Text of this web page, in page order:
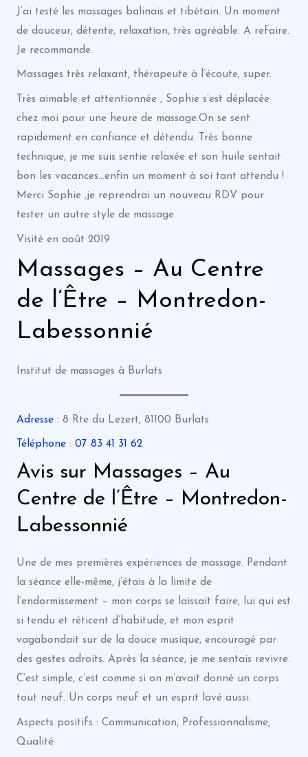
J’ai testé les massages balinais et tibétain. Un moment
de douceur, détente, relaxation, très agréable. A refaire.
Je recommande.
Massages très relaxant, thérapeute à l’écoute, super.
Très aimable et attentionnée , Sophie s’est déplacée
chez moi pour une heure de massage.On se sent
rapidement en confiance et détendu. Très bonne
technique, je me suis sentie relaxée et son huile sentait
bon les vacances…enfin un moment à soi tant attendu !
Merci Sophie ,je reprendrai un nouveau RDV pour
tester un autre style de massage.
Visité en août 2019
Massages – Au Centre
de l’Être – Montredon-
Labessonnié
Institut de massages à Burlats
Adresse: 8 Rte du Lezert, 81100 Burlats
Téléphone: 07 83 41 31 62
Avis sur Massages – Au
Centre de l’Être – Montredon-
Labessonnié
Une de mes premières expériences de massage. Pendant
la séance elle-même, j’étais à la limite de
l’endormissement – mon corps se laissait faire, lui qui est
si tendu et réticent d’habitude, et mon esprit
vagabondait sur de la douce musique, encouragé par
des gestes adroits. Après la séance, je me sentais revivre.
C’est simple, c’est comme si on m’avait donné un corps
tout neuf. Un corps neuf et un esprit lavé aussi.
Aspects positifs : Communication, Professionnalisme,
Qualité